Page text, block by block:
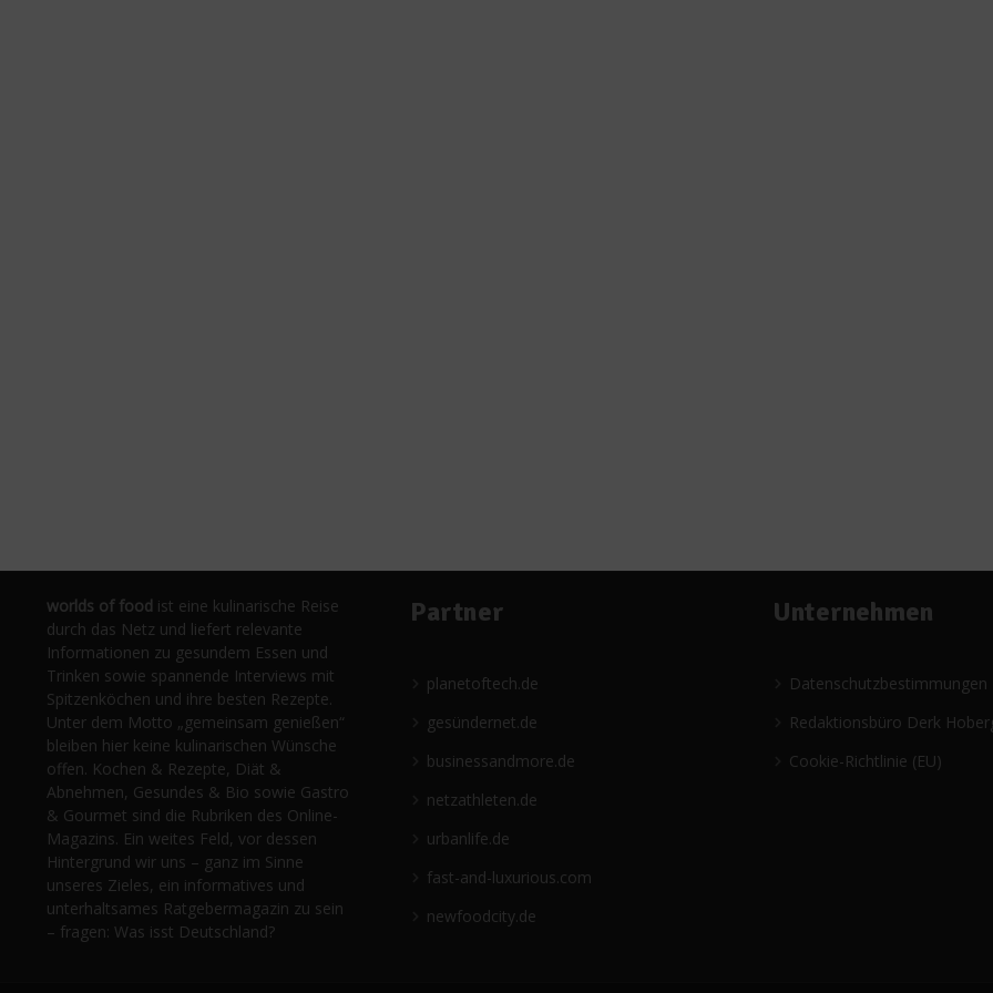
worlds of food ist eine kulinarische Reise
durch das Netz und liefert relevante
Informationen zu gesundem Essen und
Trinken sowie spannende Interviews mit
Spitzenköchen und ihre besten Rezepte.
Unter dem Motto „gemeinsam genießen“
bleiben hier keine kulinarischen Wünsche
offen. Kochen & Rezepte, Diät &
Abnehmen, Gesundes & Bio sowie Gastro
& Gourmet sind die Rubriken des Online-
Magazins. Ein weites Feld, vor dessen
Hintergrund wir uns – ganz im Sinne
unseres Zieles, ein informatives und
unterhaltsames Ratgebermagazin zu sein
– fragen: Was isst Deutschland?
Partner
planetoftech.de
gesündernet.de
businessandmore.de
netzathleten.de
urbanlife.de
fast-and-luxurious.com
newfoodcity.de
Unternehmen
Datenschutzbestimmungen
Redaktionsbüro Derk
Cookie-Richtlinie (EU)